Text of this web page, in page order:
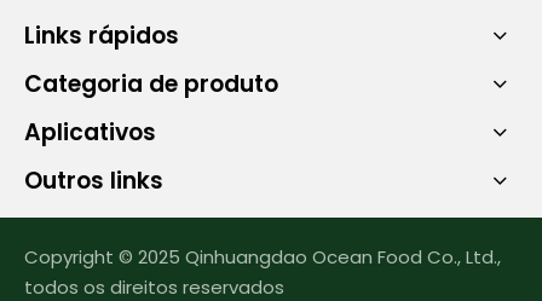
Links rápidos
Categoria de produto
Aplicativos
Outros links
Copyright © 2025 Qinhuangdao Ocean Food Co., Ltd.,
todos os direitos reservados